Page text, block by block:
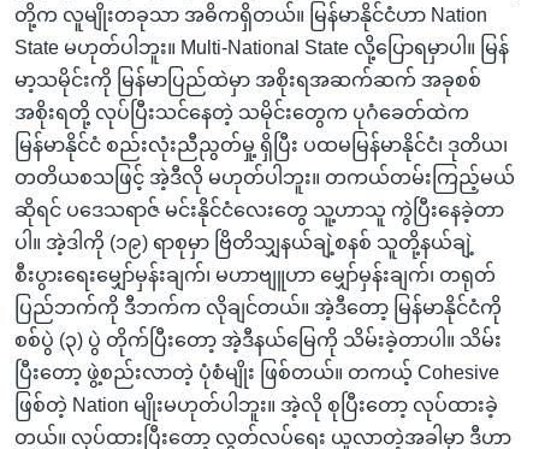
တို့က လူမျိုးတခုသာ အဓိကရှိတယ်။ မြန်မာနိုင်ငံဟာ Nation
State မဟုတ်ပါဘူး။ Multi-National State လို့ပြောရမှာပါ။ မြန်
မာ့သမိုင်းကို မြန်မာပြည်ထဲမှာ အစိုးရအဆက်ဆက် အခုစစ်
အစိုးရတို့ လုပ်ပြီးသင်နေတဲ့ သမိုင်းတွေက ပုဂံခေတ်ထဲက
မြန်မာနိုင်ငံ စည်းလုံးညီညွတ်မှု့ ရှိပြီး ပထမမြန်မာနိုင်ငံ၊ ဒုတိယ၊
တတိယစသဖြင့် အဲ့ဒီလို မဟုတ်ပါဘူး။ တကယ်တမ်းကြည့်မယ်
ဆိုရင် ပဒေသရာဇ် မင်းနိုင်ငံလေးတွေ သူ့ဟာသူ ကွဲပြီးနေခဲ့တာ
ပါ။ အဲ့ဒါကို (၁၉) ရာစုမှာ ဗြိတိသျှနယ်ချဲ့စနစ် သူတို့နယ်ချဲ့
စီးပွားရေးမျှော်မှန်းချက်၊ မဟာဗျူဟာ မျှော်မှန်းချက်၊ တရုတ်
ပြည်ဘက်ကို ဒီဘက်က လိုချင်တယ်။ အဲ့ဒီတော့ မြန်မာနိုင်ငံကို
စစ်ပွဲ (၃) ပွဲ တိုက်ပြီးတော့ အဲ့ဒီနယ်မြေကို သိမ်းခဲ့တာပါ။ သိမ်း
ပြီးတော့ ဖွဲ့စည်းလာတဲ့ ပုံစံမျိုး ဖြစ်တယ်။ တကယ့် Cohesive
ဖြစ်တဲ့ Nation မျိုးမဟုတ်ပါဘူး။ အဲ့လို စုပြီးတော့ လုပ်ထားခဲ့
တယ်။ လုပ်ထားပြီးတော့ လွတ်လပ်ရေး ယူလာတဲ့အခါမှာ ဒီဟာ